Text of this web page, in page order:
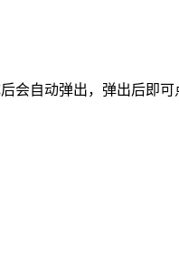
会自动弹出，弹出后即